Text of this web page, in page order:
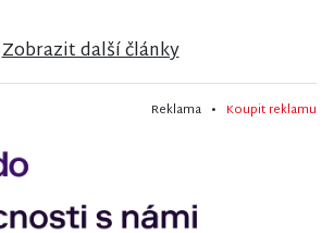
Zobrazit další články
Reklama • Koupit reklamu